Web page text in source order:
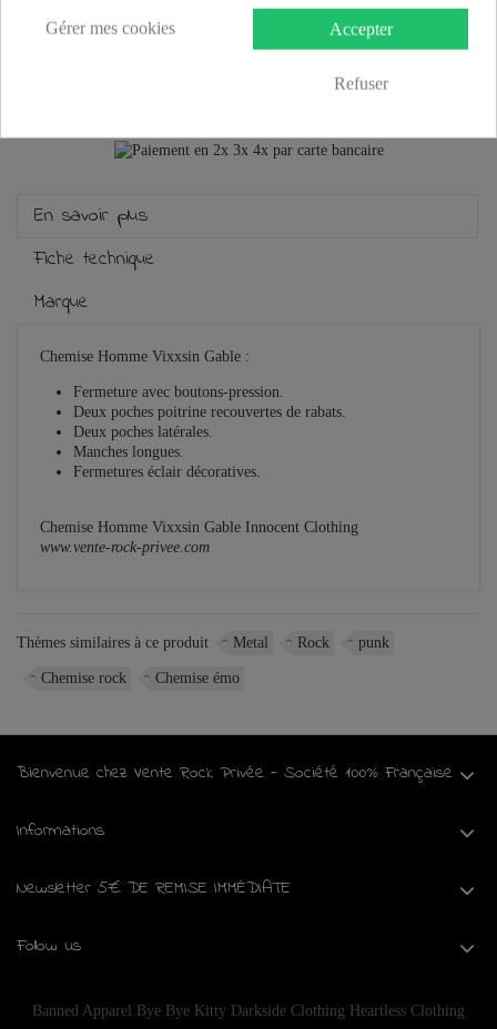
En savoir plus
Fiche technique
Marque
Chemise Homme Vixxsin Gable :
Fermeture avec boutons-pression.
Deux poches poitrine recouvertes de rabats.
Deux poches latérales.
Manches longues.
Fermetures éclair décoratives.
Chemise Homme Vixxsin Gable Innocent Clothing
www.vente-rock-privee.com
Thèmes similaires à ce produit Metal Rock punk
Chemise rock Chemise émo
Bienvenue chez Vente Rock Privée - Société 100% Française
Informations
Newsletter 5€ DE REMISE IMMÉDIATE
Follow us
Banned Apparel Bye Bye Kitty Darkside Clothing Heartless Clothing
Accepter
Refuser
Gérer mes cookies